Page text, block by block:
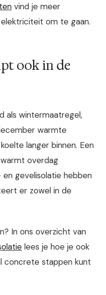
vind je meer
om te gaan.
ook in de
als wintermaatregel,
warmte
langer binnen. Een
overdag
gevelisolatie hebben
er zowel in de
In ons overzicht van
lees je hoe je ook
concrete stappen kunt